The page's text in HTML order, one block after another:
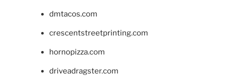
dmtacos.com
crescentstreetprinting.com
hornopizza.com
driveadragster.com